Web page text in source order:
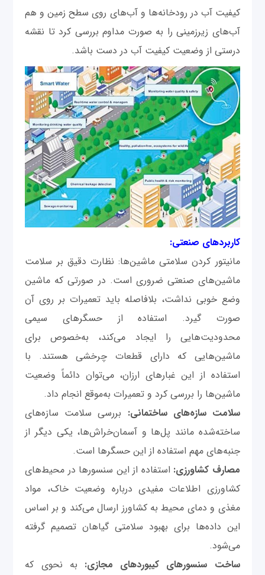
کیفیت آب در رودخانه‌ها و آب‌های روی سطح زمین و هم
آب‌های زیرزمینی را به صورت مداوم بررسی کرد تا نقشه
درستی از وضعیت کیفیت آب در دست باشد.
کاربردهای صنعتی:
مانیتور کردن سلامتی ماشین‌ها: نظارت دقیق بر سلامت
ماشین‌های صنعتی ضروری است. در صورتی که ماشین
وضع خوبی نداشت، بلافاصله باید تعمیرات بر روی آن‌
صورت گیرد. استفاده از حسگرهای سیمی
محدودیت‌هایی را ایجاد می‌کند، به‌خصوص برای
ماشین‌هایی که دارای قطعات چرخشی هستند. با
استفاده از این غبارهای ارزان، می‌توان دائماً وضعیت
ماشین‌ها را بررسی کرد و تعمیرات به‌موقع انجام داد.
سلامت سازه‌های ساختمانی: بررسی سلامت سازه‌های
ساخته‌شده مانند پل‌ها و آسمان‌خراش‌ها، یکی دیگر از
جنبه‌های مهم استفاده از این حسگرها است.
مصارف کشاورزی: استفاده از این سنسورها در محیط‌های
کشاورزی اطلاعات مفیدی درباره وضعیت خاک، مواد
مغذی و دمای محیط به کشاورز ارسال می‌کند و بر اساس
این داده‌ها برای بهبود سلامتی گیاهان تصمیم گرفته
می‌شود.
ساخت سنسورهای کیبوردهای مجازی: به نحوی که